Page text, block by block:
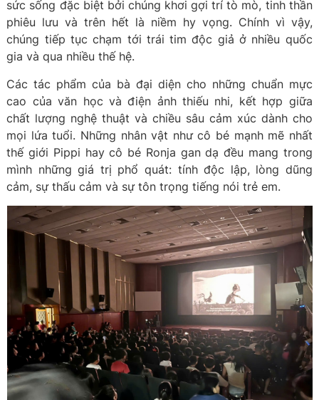
sức sống đặc biệt bởi chúng khơi gợi trí tò mò, tinh thần
phiêu lưu và trên hết là niềm hy vọng. Chính vì vậy,
chúng tiếp tục chạm tới trái tim độc giả ở nhiều quốc
gia và qua nhiều thế hệ.
Các tác phẩm của bà đại diện cho những chuẩn mực
cao của văn học và điện ảnh thiếu nhi, kết hợp giữa
chất lượng nghệ thuật và chiều sâu cảm xúc dành cho
mọi lứa tuổi. Những nhân vật như cô bé mạnh mẽ nhất
thế giới Pippi hay cô bé Ronja gan dạ đều mang trong
mình những giá trị phổ quát: tính độc lập, lòng dũng
cảm, sự thấu cảm và sự tôn trọng tiếng nói trẻ em.